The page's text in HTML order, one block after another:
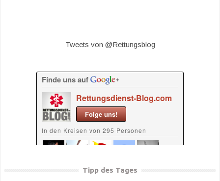
Tweets von @Rettungsblog
Tipp des Tages